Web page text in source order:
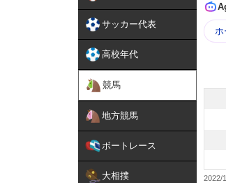
サッカー代表
高校年代
競馬
地方競馬
ボートレース
大相撲
ホ
2022/